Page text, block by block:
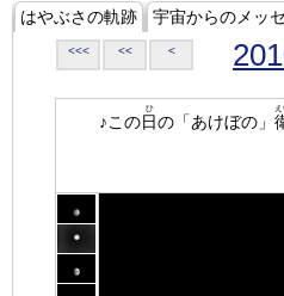
はやぶさの軌跡 宇宙からのメッ
<<< << <
♪この日
ひ
の「あけぼの」